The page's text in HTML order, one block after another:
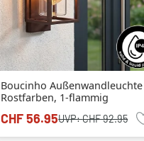
Boucinho Außenwandleuchte
Rostfarben, 1-flammig
CHF 56.95UVP:CHF 92.95